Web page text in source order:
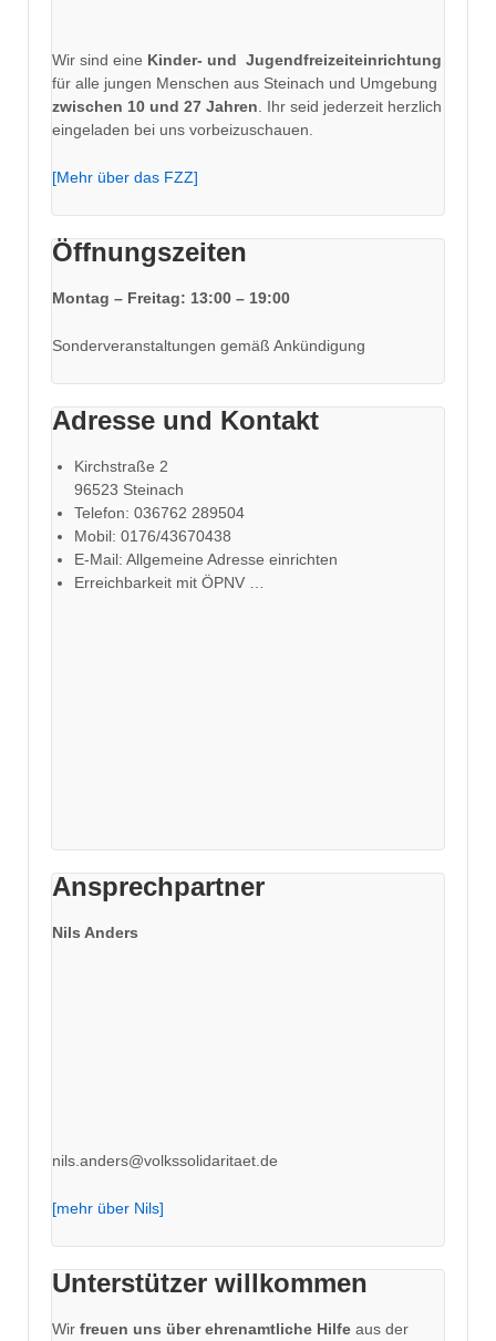
Wir sind eine Kinder- und Jugendfreizeiteinrichtung
für alle jungen Menschen aus Steinach und Umgebung
zwischen 10 und 27 Jahren . Ihr seid jederzeit herzlich
eingeladen bei uns vorbeizuschauen.
[Mehr über das FZZ]
Öffnungszeiten
Montag – Freitag: 13:00 – 19:00
Sonderveranstaltungen gemäß Ankündigung
Adresse und Kontakt
Kirchstraße 2
96523 Steinach
Telefon: 036762 289504
Mobil: 0176/43670438
E-Mail: Allgemeine Adresse einrichten
Erreichbarkeit mit ÖPNV …
Ansprechpartner
Nils Anders
nils.anders@volkssolidaritaet.de
[mehr über Nils]
Unterstützer willkommen
Wir freuen uns über ehrenamtliche Hilfe aus der